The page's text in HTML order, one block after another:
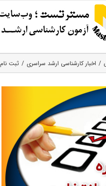
اخبار کارشناسی ارشد سراسری ثبت نام ۳۳۶ هزار داوطلب در آزمون کارشناسی ارشد ۱۴۰۱